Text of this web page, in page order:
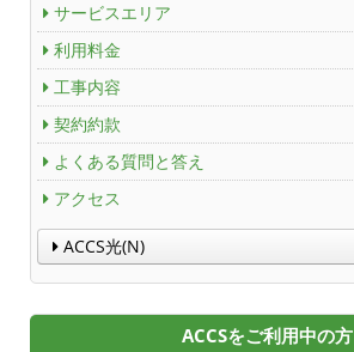
サービスエリア
利用料金
工事内容
契約約款
よくある質問と答え
アクセス
ACCS光(N)
ACCSをご利用中の方
財団案内
ごあいさつ
沿革
ＡＣＣＳ40年のあゆみ
法人情報
ＡＣＣＳ番組基準